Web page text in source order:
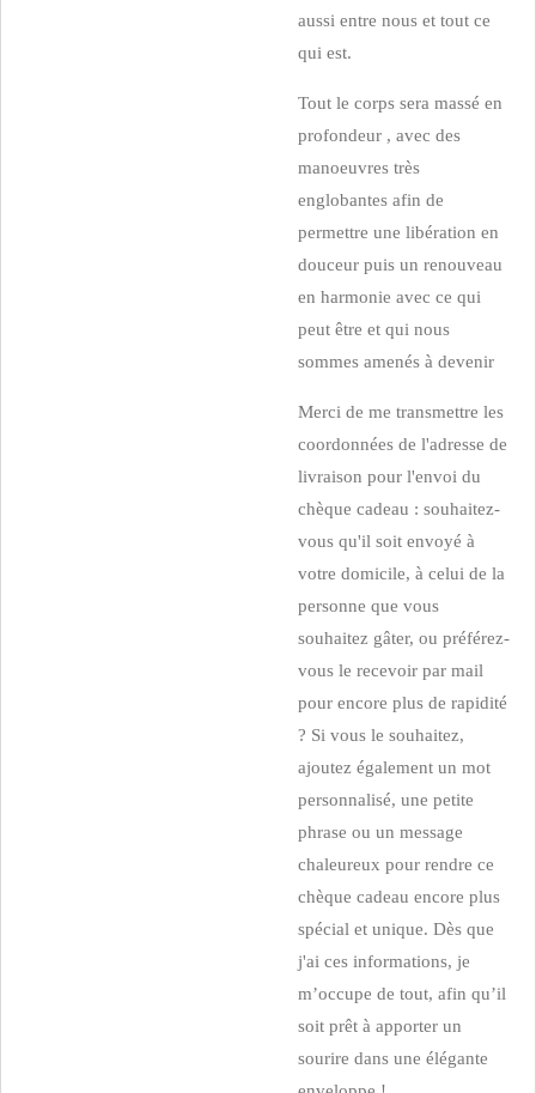
aussi entre nous et tout ce
qui est.
Tout le corps sera massé en
profondeur , avec des
manoeuvres très
englobantes afin de
permettre une libération en
douceur puis un renouveau
en harmonie avec ce qui
peut être et qui nous
sommes amenés à devenir
Merci de me transmettre les
coordonnées de l'adresse de
livraison pour l'envoi du
chèque cadeau : souhaitez-
vous qu'il soit envoyé à
votre domicile, à celui de la
personne que vous
souhaitez gâter, ou préférez-
vous le recevoir par mail
pour encore plus de rapidité
? Si vous le souhaitez,
ajoutez également un mot
personnalisé, une petite
phrase ou un message
chaleureux pour rendre ce
chèque cadeau encore plus
spécial et unique. Dès que
j'ai ces informations, je
m’occupe de tout, afin qu’il
soit prêt à apporter un
sourire dans une élégante